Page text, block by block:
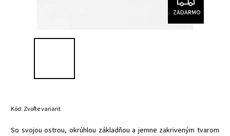
ZADARMO
Kód: Zvoľte variant
So svojou ostrou, okrúhlou základňou a jemne zakriveným tvarom